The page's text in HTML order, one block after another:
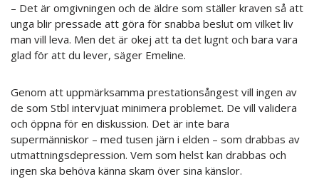
– Det är omgivningen och de äldre som ställer kraven så att
unga blir pressade att göra för snabba beslut om vilket liv
man vill leva. Men det är okej att ta det lugnt och bara vara
glad för att du lever, säger Emeline.
Genom att uppmärksamma prestationsångest vill ingen av
de som Stbl intervjuat minimera problemet. De vill validera
och öppna för en diskussion. Det är inte bara
supermänniskor – med tusen järn i elden – som drabbas av
utmattningsdepression. Vem som helst kan drabbas och
ingen ska behöva känna skam över sina känslor.